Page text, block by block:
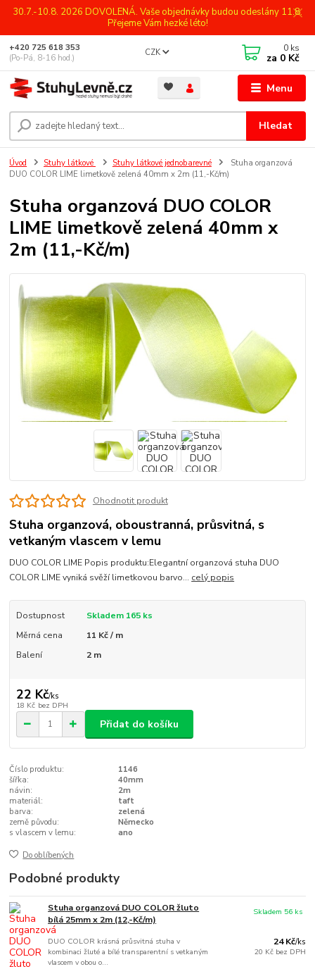
30.7.-10.8. 2026 DOVOLENÁ. Vaše objednávky budou odeslány 11.8.
Přejeme Vám hezké léto!
Menu
CZK
Hledat
+420 725 618 353
(Po-Pá, 8-16 hod.)
0 ks
za 0 Kč
Úvod Stuhy látkové Stuhy látkové jednobarevné
Stuha organzová
DUO COLOR LIME limetkově zelená 40mm x 2m (11,-Kč/m)
Stuha organzová DUO COLOR
LIME limetkově zelená 40mm x
2m (11,-Kč/m)
Ohodnotit produkt
Stuha organzová, oboustranná, průsvitná, s
vetkaným vlascem v lemu
DUO COLOR LIME Popis produktu:Elegantní organzová stuha DUO
COLOR LIME vyniká svěží limetkovou barvo... celý popis
Dostupnost
Skladem 165 ks
Měrná cena
11 Kč / m
Balení
2 m
22 Kč/ks
18 Kč bez DPH
Přidat do košíku
Číslo produktu:
1146
šířka:
40mm
návin:
2m
materiál:
taft
barva:
zelená
země původu:
Německo
s vlascem v lemu:
ano
Do oblíbených
Podobné produkty
Stuha organzová DUO COLOR žluto
bílá 25mm x 2m (12,-Kč/m)
DUO COLOR krásná průsvitná stuha v
kombinaci žluté a bílé transparentní s vetkaným
vlascem v obou o...
24 Kč/ks
20 Kč bez DPH
Skladem 56 ks